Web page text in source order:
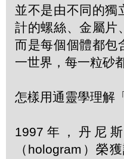
並不是由不同的獨
計的螺絲、金屬片
而是每個個體都包
一世界，每一粒砂
怎樣用通靈學理解
1997年，丹尼
（hologram）榮